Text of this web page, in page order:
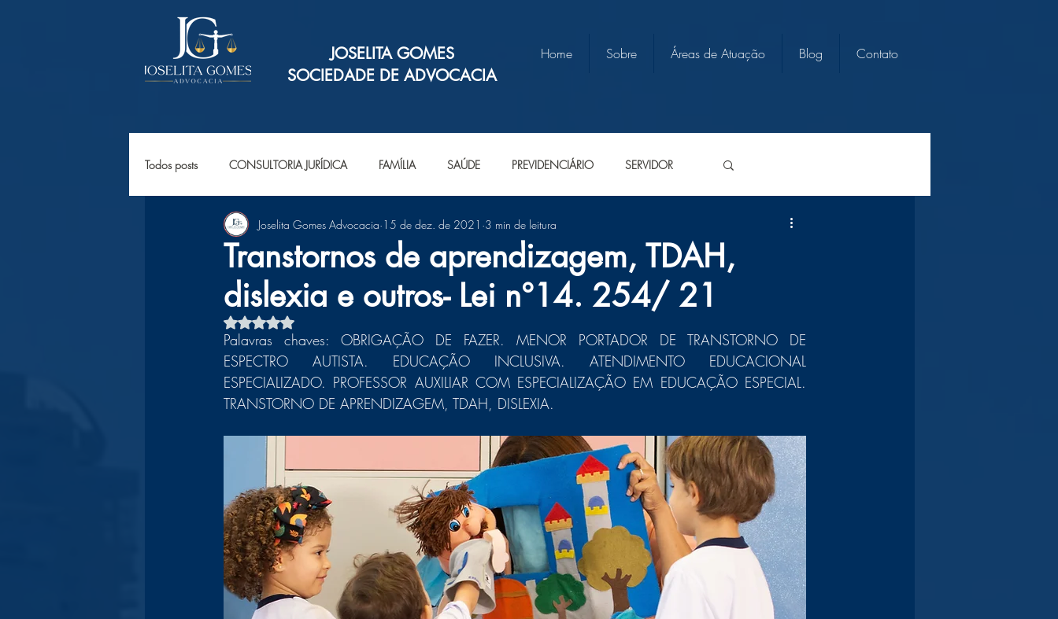
JOSELITA GOMES
SOCIEDADE DE ADVOCACIA
Home Sobre Áreas de Atuação Blog Contato
Todos posts CONSULTORIA JURÍDICA FAMÍLIA SAÚDE PREVIDENCIÁRIO SERVIDOR
Transtornos de aprendizagem, TDAH,
dislexia e outros- Lei n°14. 254/ 21
Joselita Gomes Advocacia 15 de dez. de 2021 3 min de leitura
Avaliado com NaN de 5 estrelas.
Palavras chaves: OBRIGAÇÃO DE FAZER. MENOR PORTADOR DE TRANSTORNO DE
ESPECTRO AUTISTA. EDUCAÇÃO INCLUSIVA. ATENDIMENTO EDUCACIONAL
ESPECIALIZADO. PROFESSOR AUXILIAR COM ESPECIALIZAÇÃO EM EDUCAÇÃO ESPECIAL.
TRANSTORNO DE APRENDIZAGEM, TDAH, DISLEXIA.